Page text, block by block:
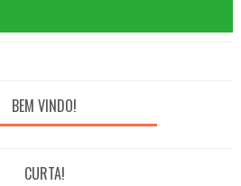
BEM VINDO!
CURTA!